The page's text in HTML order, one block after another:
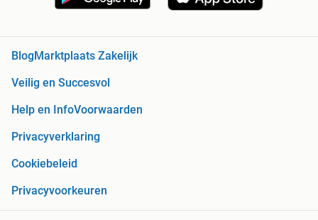
BlogMarktplaats Zakelijk
Veilig en Succesvol
Help en InfoVoorwaarden
Privacyverklaring
Cookiebeleid
Privacyvoorkeuren